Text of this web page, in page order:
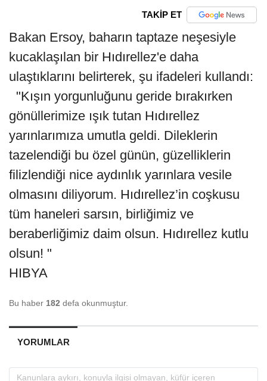
TAKİP ET
Bakan Ersoy, baharın taptaze neşesiyle
kucaklaşılan bir Hıdırellez'e daha
ulaştıklarını belirterek, şu ifadeleri kullandı:
"Kışın yorgunluğunu geride bırakırken
gönüllerimize ışık tutan Hıdırellez
yarınlarımıza umutla geldi. Dileklerin
tazelendiği bu özel günün, güzelliklerin
filizlendiği nice aydınlık yarınlara vesile
olmasını diliyorum. Hıdırellez’in coşkusu
tüm haneleri sarsın, birliğimiz ve
beraberliğimiz daim olsun. Hıdırellez kutlu
olsun! "
HIBYA
Bu haber 182 defa okunmuştur.
YORUMLAR